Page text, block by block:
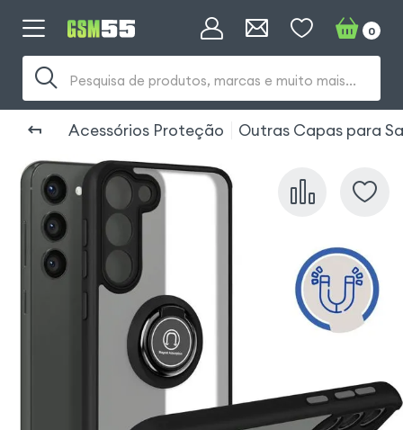
Pesquisa de produtos, marcas e muito mais...
0
Acessórios Proteção Outras Capas para